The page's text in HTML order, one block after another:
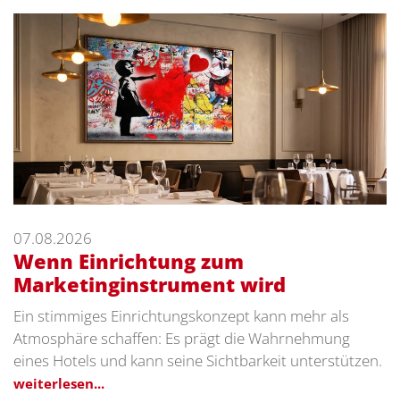
07.08.2026
Wenn Einrichtung zum
Marketinginstrument wird
Ein stimmiges Einrichtungskonzept kann mehr als
Atmosphäre schaffen: Es prägt die Wahrnehmung
eines Hotels und kann seine Sichtbarkeit unterstützen.
weiterlesen...